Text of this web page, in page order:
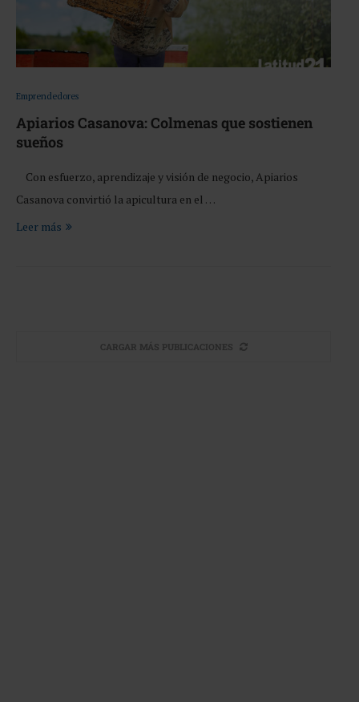
Emprendedores
Apiarios Casanova: Colmenas que sostienen
sueños
Con esfuerzo, aprendizaje y visión de negocio, Apiarios
Casanova convirtió la apicultura en el …
Leer más
CARGAR MÁS PUBLICACIONES